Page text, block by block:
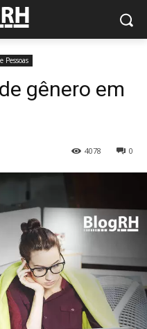
Pessoas
gênero em
0
4078